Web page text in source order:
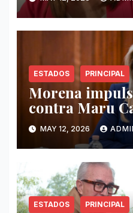
ESTADOS PRINCIPAL
Morena
contra Maru
operativo en
Tarahumara
MAY 12, 2026
ESTADOS PRINCIPAL